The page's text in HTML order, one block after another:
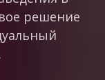
решение